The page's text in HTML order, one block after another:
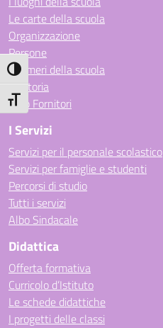
Attiva/disattiva alto contrasto
Attiva/disattiva dimensione testo
Le carte della scuola
Organizzazione
Persone
I numeri della scuola
La storia
Albo Fornitori
I Servizi
Servizi per il personale scolastico
Servizi per famiglie e studenti
Percorsi di studio
Tutti i servizi
Albo Sindacale
Didattica
Offerta formativa
Curricolo d’Istituto
Le schede didattiche
I progetti delle classi